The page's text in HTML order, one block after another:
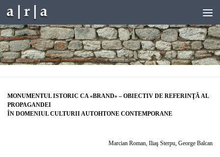
Skip to content
MONUMENTUL ISTORIC CA «BRAND» – OBIECTIV DE REFERINŢĂ AL
PROPAGANDEI
ÎN DOMENIUL CULTURII AUTOHTONE CONTEMPORANE
Marcian Roman, Iliaş Sterpu, George Balcan